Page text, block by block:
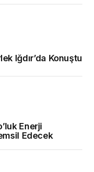
Iğdır’da Konuştu
Enerji
Edecek